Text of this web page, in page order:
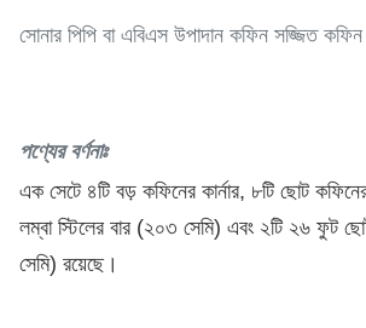
সোনার পিপি বা এবিএস উপাদান কফিন সজ্জিত
পণ্যের বর্ণনাঃ
এক সেটে ৪টি বড় কফিনের কার্নার, ৮টি ছোট
লম্বা স্টিলের বার (২০৩ সেমি) এবং ২টি ২৬ ফুট
সেমি) রয়েছে।